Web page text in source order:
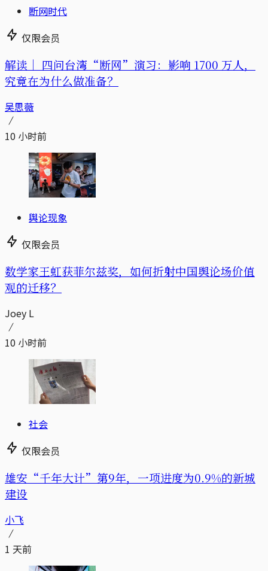
断网时代
仅限会员
解读｜ 四问台湾“断网”演习：影响 1700 万人，
究竟在为什么做准备？
吴思薇
10 小时前
舆论现象
仅限会员
数学家王虹获菲尔兹奖，如何折射中国舆论场价值
观的迁移？
Joey L
10 小时前
社会
仅限会员
雄安“千年大计”第9年，一项进度为0.9%的新城
建设
小飞
1 天前